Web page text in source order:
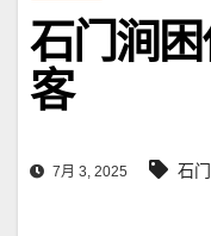
石门涧
客
7月 3, 2025 石